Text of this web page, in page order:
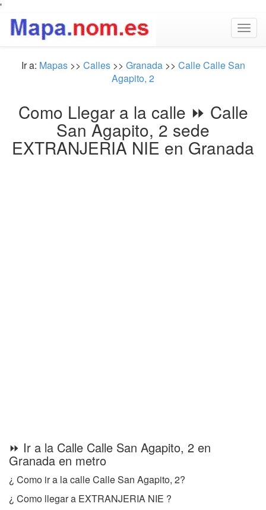
'
Ir a: Mapas >> Calles >> Granada >> Calle Calle San
Agapito, 2
Como Llegar a la calle ⏩ Calle
San Agapito, 2 sede
EXTRANJERIA NIE en Granada
⏩ Ir a la Calle Calle San Agapito, 2 en
Granada en metro
¿ Como ir a la calle Calle San Agapito, 2?
¿ Como llegar a EXTRANJERIA NIE ?